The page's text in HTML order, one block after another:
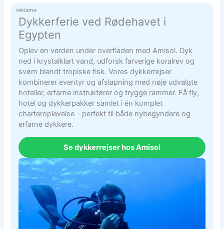
reklame
Dykkerferie ved Rødehavet i
Egypten
Oplev en verden under overfladen med Amisol. Dyk
ned i krystalklart vand, udforsk farverige koralrev og
svøm blandt tropiske fisk. Vores dykkerrejser
kombinerer eventyr og afslapning med nøje udvalgte
hoteller, erfarne instruktører og trygge rammer. Få fly,
hotel og dykkerpakker samlet i én komplet
charteroplevelse – perfekt til både nybegyndere og
erfarne dykkere.
Se dykkerrejser hos Amisol